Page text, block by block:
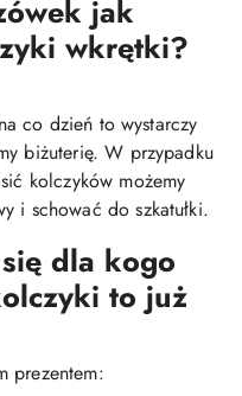
jak
wkrętki?
co dzień to wystarczy
biżuterię. W przypadku
kolczyków możemy
i schować do szkatułki.
dla kogo
to już
prezentem: